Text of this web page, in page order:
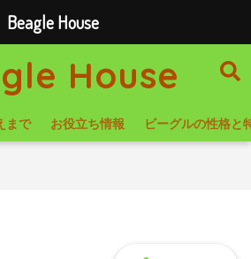
House
まで お役立ち情報 ビーグルの性格と
Beagle House